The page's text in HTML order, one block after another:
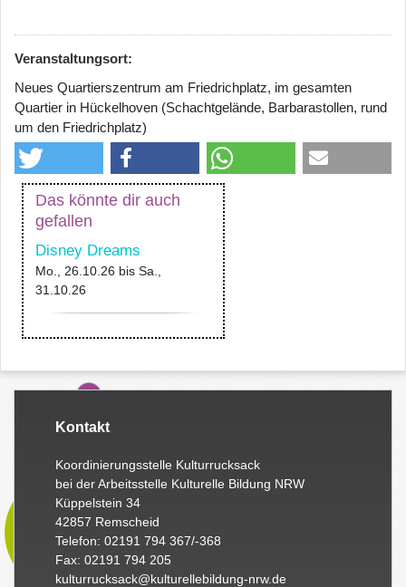
Veranstaltungsort:
Neues Quartierszentrum am Friedrichplatz, im gesamten
Quartier in Hückelhoven (Schachtgelände, Barbarastollen, rund
um den Friedrichplatz)
Das könnte dir auch
gefallen
Disney Dreams
Mo., 26.10.26 bis Sa.,
31.10.26
Kontakt
Koordinierungsstelle Kulturrucksack
bei der Arbeitsstelle Kulturelle Bildung NRW
Küppelstein 34
42857 Remscheid
Telefon: 02191 794 367/-368
Fax: 02191 794 205
kulturrucksack@kulturellebildung-nrw.de